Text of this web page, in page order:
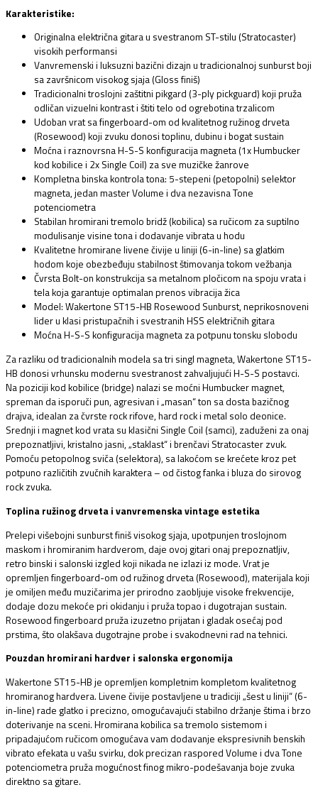
Karakteristike:
Originalna električna gitara u svestranom ST-stilu (Stratocaster)
visokih performansi
Vanvremenski i luksuzni bazični dizajn u tradicionalnoj sunburst boji
sa završnicom visokog sjaja (Gloss finiš)
Tradicionalni troslojni zaštitni pikgard (3-ply pickguard) koji pruža
odličan vizuelni kontrast i štiti telo od ogrebotina trzalicom
Udoban vrat sa fingerboard-om od kvalitetnog ružinog drveta
(Rosewood) koji zvuku donosi toplinu, dubinu i bogat sustain
Moćna i raznovrsna H-S-S konfiguracija magneta (1x Humbucker
kod kobilice i 2x Single Coil) za sve muzičke žanrove
Kompletna binska kontrola tona: 5-stepeni (petopolni) selektor
magneta, jedan master Volume i dva nezavisna Tone
potenciometra
Stabilan hromirani tremolo bridž (kobilica) sa ručicom za suptilno
modulisanje visine tona i dodavanje vibrata u hodu
Kvalitetne hromirane livene čivije u liniji (6-in-line) sa glatkim
hodom koje obezbeđuju stabilnost štimovanja tokom vežbanja
Čvrsta Bolt-on konstrukcija sa metalnom pločicom na spoju vrata i
tela koja garantuje optimalan prenos vibracija žica
Model: Wakertone ST15-HB Rosewood Sunburst, neprikosnoveni
lider u klasi pristupačnih i svestranih HSS električnih gitara
Moćna H-S-S konfiguracija magneta za potpunu tonsku slobodu
Za razliku od tradicionalnih modela sa tri singl magneta, Wakertone ST15-
HB donosi vrhunsku modernu svestranost zahvaljujući H-S-S postavci.
Na poziciji kod kobilice (bridge) nalazi se moćni Humbucker magnet,
spreman da isporuči pun, agresivan i „masan“ ton sa dosta bazičnog
drajva, idealan za čvrste rock rifove, hard rock i metal solo deonice.
Srednji i magnet kod vrata su klasični Single Coil (samci), zaduženi za onaj
prepoznatljivi, kristalno jasni, „staklast“ i brenčavi Stratocaster zvuk.
Pomoću petopolnog sviča (selektora), sa lakoćom se krećete kroz pet
potpuno različitih zvučnih karaktera – od čistog fanka i bluza do sirovog
rock zvuka.
Toplina ružinog drveta i vanvremenska vintage estetika
Prelepi višebojni sunburst finiš visokog sjaja, upotpunjen troslojnom
maskom i hromiranim hardverom, daje ovoj gitari onaj prepoznatljiv,
retro binski i salonski izgled koji nikada ne izlazi iz mode. Vrat je
opremljen fingerboard-om od ružinog drveta (Rosewood), materijala koji
je omiljen među muzičarima jer prirodno zaobljuje visoke frekvencije,
dodaje dozu mekoće pri okidanju i pruža topao i dugotrajan sustain.
Rosewood fingerboard pruža izuzetno prijatan i gladak osećaj pod
prstima, što olakšava dugotrajne probe i svakodnevni rad na tehnici.
Pouzdan hromirani hardver i salonska ergonomija
Wakertone ST15-HB je opremljen kompletnim kompletom kvalitetnog
hromiranog hardvera. Livene čivije postavljene u tradiciji „šest u liniji“ (6-
in-line) rade glatko i precizno, omogućavajući stabilno držanje štima i brzo
doterivanje na sceni. Hromirana kobilica sa tremolo sistemom i
pripadajućom ručicom omogućava vam dodavanje ekspresivnih benskih
vibrato efekata u vašu svirku, dok precizan raspored Volume i dva Tone
potenciometra pruža mogućnost finog mikro-podešavanja boje zvuka
direktno sa gitare.